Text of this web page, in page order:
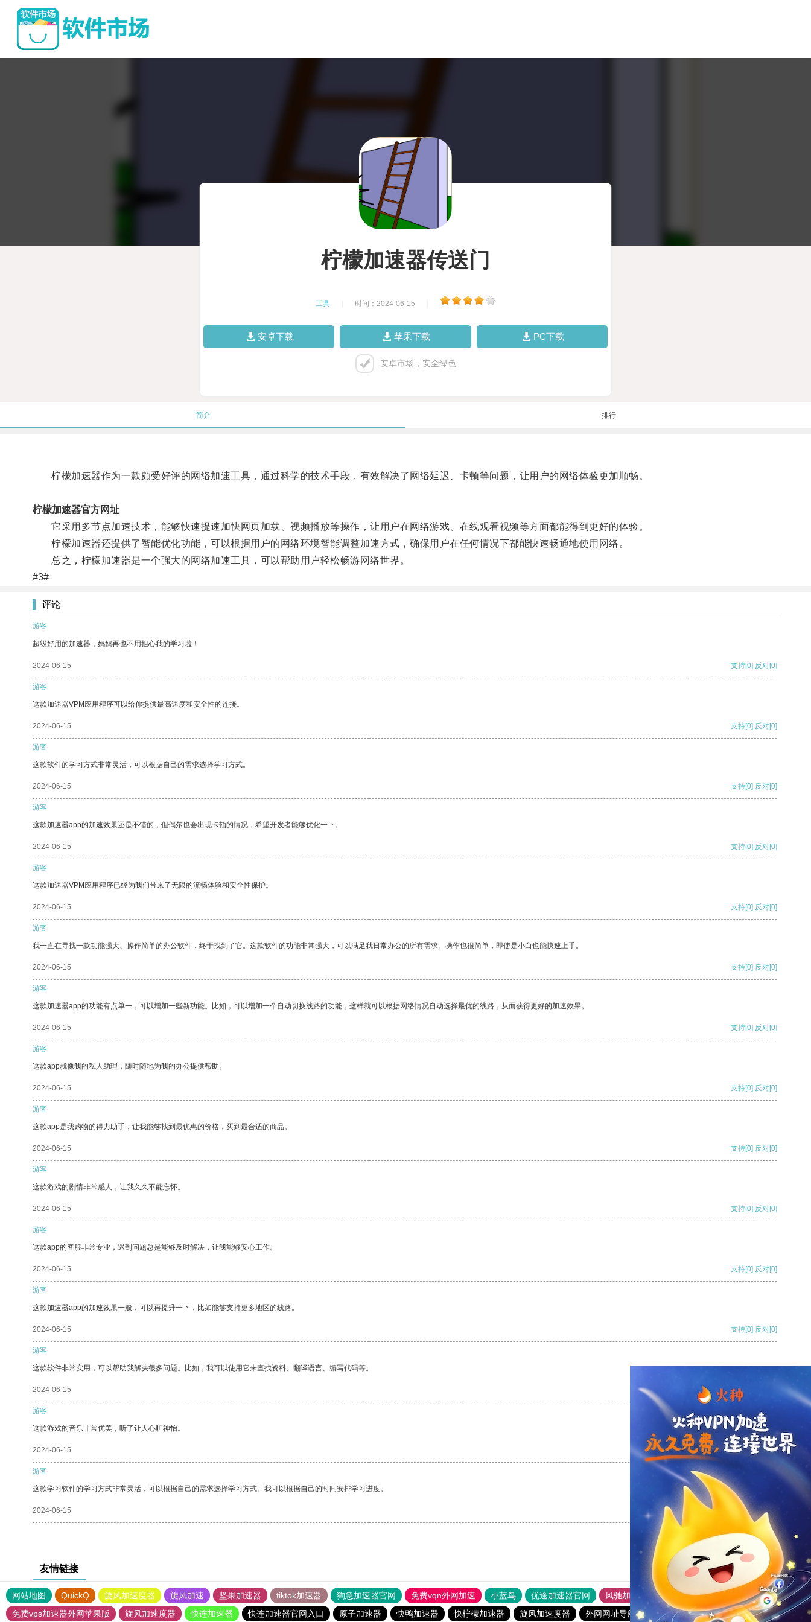
柠檬加速器传送门
工具 时间：2024-06-15
安卓下载 苹果下载 PC下载
安卓市场，安全绿色
简介 排行
柠檬加速器作为一款颇受好评的网络加速工具，通过科学的技术手段，有效解决了网络延迟、卡顿等问题，让用户的网络体验更加顺畅。
柠檬加速器官方网址
它采用多节点加速技术，能够快速提速加快网页加载、视频播放等操作，让用户在网络游戏、在线观看视频等方面都能得到更好的体验。
柠檬加速器还提供了智能优化功能，可以根据用户的网络环境智能调整加速方式，确保用户在任何情况下都能快速畅通地使用网络。
总之，柠檬加速器是一个强大的网络加速工具，可以帮助用户轻松畅游网络世界。
#3#
评论
游客
超级好用的加速器，妈妈再也不用担心我的学习啦！
2024-06-15 支持[0] 反对[0]
游客
这款加速器VPM应用程序可以给你提供最高速度和安全性的连接。
2024-06-15 支持[0] 反对[0]
游客
这款软件的学习方式非常灵活，可以根据自己的需求选择学习方式。
2024-06-15 支持[0] 反对[0]
游客
这款加速器app的加速效果还是不错的，但偶尔也会出现卡顿的情况，希望开发者能够优化一下。
2024-06-15 支持[0] 反对[0]
游客
这款加速器VPM应用程序已经为我们带来了无限的流畅体验和安全性保护。
2024-06-15 支持[0] 反对[0]
游客
我一直在寻找一款功能强大、操作简单的办公软件，终于找到了它。这款软件的功能非常强大，可以满足我日常办公的所有需求。操作也很简单，即使是小白也能快速上手。
2024-06-15 支持[0] 反对[0]
游客
这款加速器app的功能有点单一，可以增加一些新功能。比如，可以增加一个自动切换线路的功能，这样就可以根据网络情况自动选择最优的线路，从而获得更好的加速效果。
2024-06-15 支持[0] 反对[0]
游客
这款app就像我的私人助理，随时随地为我的办公提供帮助。
2024-06-15 支持[0] 反对[0]
游客
这款app是我购物的得力助手，让我能够找到最优惠的价格，买到最合适的商品。
2024-06-15 支持[0] 反对[0]
游客
这款游戏的剧情非常感人，让我久久不能忘怀。
2024-06-15 支持[0] 反对[0]
游客
这款app的客服非常专业，遇到问题总是能够及时解决，让我能够安心工作。
2024-06-15 支持[0] 反对[0]
游客
这款加速器app的加速效果一般，可以再提升一下，比如能够支持更多地区的线路。
2024-06-15 支持[0] 反对[0]
游客
这款软件非常实用，可以帮助我解决很多问题。比如，我可以使用它来查找资料、翻译语言、编写代码等。
2024-06-15 支持
游客
这款游戏的音乐非常优美，听了让人心旷神怡。
2024-06-15 支持[0] 反对[0]
游客
这款学习软件的学习方式非常灵活，可以根据自己的需求选择学习方式。我可以根据自己的时间安排学习进度。
2024-06-15 支持[0] 反对[0]
友情链接
网站地图 QuickQ 旋风加速度器 旋风加速 坚果加速器 tiktok加速器 狗急加速器官网 免费vqn外网加速 小蓝鸟 优途加速器官网 风驰加速器
旋风加速器
免费vps加速器外网苹果版
旋风加速度器 快连加速器 快连加速器官网入口 原子加速器 快鸭加速器 快柠檬加速器 旋风加速度器 外网网址导航 软件中心 青柠加速器